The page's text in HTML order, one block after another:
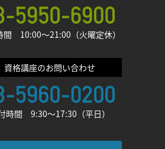
間 10:00〜21:00（火曜定休）
資格講座のお問い合わせ
時間 9:30〜17:30（平日）